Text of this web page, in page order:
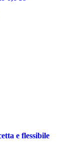
e flessibile